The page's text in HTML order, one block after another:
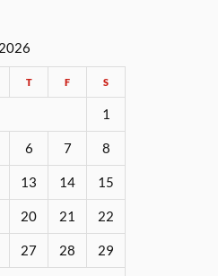
T F S
1
6 7 8
13 14 15
20 21 22
27 28 29